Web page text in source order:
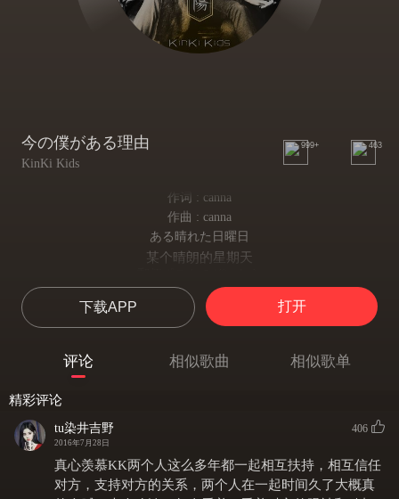
今の僕がある理由
KinKi Kids
999+ 463
作词 : canna
作曲 : canna
ある晴れた日曜日
某个晴朗的星期天
偶尔看了一眼邮箱
ピザ屋のチラシに紛れて
在披萨店的传单之中
发现了你的名字
懐かしくて、嬉しくて、切なくて
怀念、欣喜、难过
下载APP 打开
评论 相似歌曲 相似歌单
精彩评论
tu染井吉野
2016年7月28日
406
真心羡慕KK两个人这么多年都一起相互扶持，相互信任
对方，支持对方的关系，两个人在一起时间久了大概真